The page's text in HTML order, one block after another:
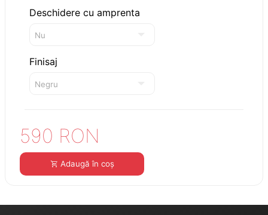
Deschidere cu amprenta
Finisaj
590 RON
Adaugă în coș